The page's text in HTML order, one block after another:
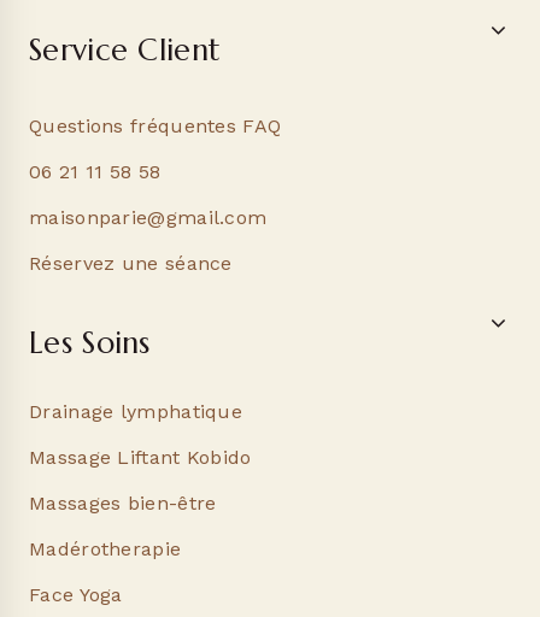
Service Client
Questions fréquentes FAQ
06 21 11 58 58
maisonparie@gmail.com
Réservez une séance
Les Soins
Drainage lymphatique
Massage Liftant Kobido
Massages bien-être
Madérotherapie
Face Yoga